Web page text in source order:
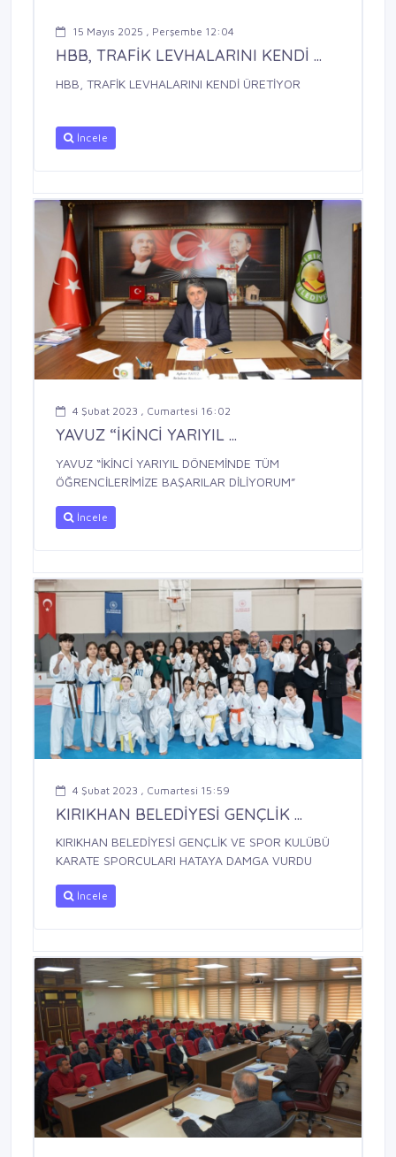
15 Mayıs 2025 , Perşembe 12:04
HBB, TRAFİK LEVHALARINI KENDİ ...
HBB, TRAFİK LEVHALARINI KENDİ ÜRETİYOR
İncele
4 Şubat 2023 , Cumartesi 16:02
YAVUZ “İKİNCİ YARIYIL ...
YAVUZ “İKİNCİ YARIYIL DÖNEMİNDE TÜM
ÖĞRENCİLERİMİZE BAŞARILAR DİLİYORUM”
İncele
4 Şubat 2023 , Cumartesi 15:59
KIRIKHAN BELEDİYESİ GENÇLİK ...
KIRIKHAN BELEDİYESİ GENÇLİK VE SPOR KULÜBÜ
KARATE SPORCULARI HATAYA DAMGA VURDU
İncele